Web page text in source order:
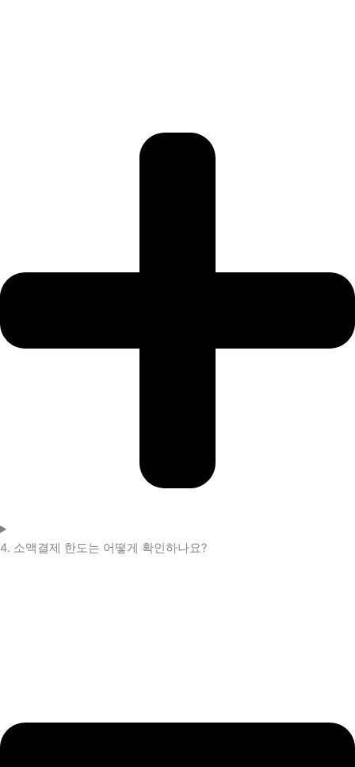
4. 소액결제 한도는 어떻게 확인하나요?